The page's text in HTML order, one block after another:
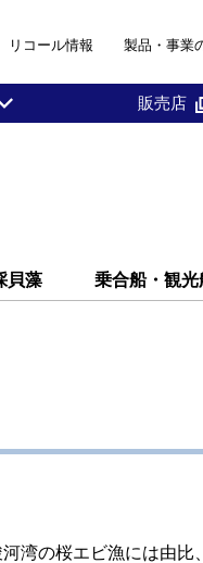
リコール情報 製品・事業
販売店
貝藻 乗合船・観光
湾の桜エビ漁には由比